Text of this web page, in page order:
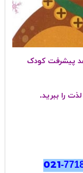
پیشرفت کودک
را ببرید.
021